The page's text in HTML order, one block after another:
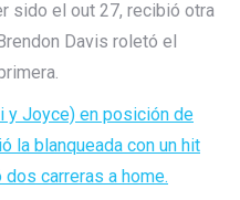
sido el out 27, recibió otra
Davis roletó el
y Joyce) en posición de
la blanqueada con un hit
carreras a home.